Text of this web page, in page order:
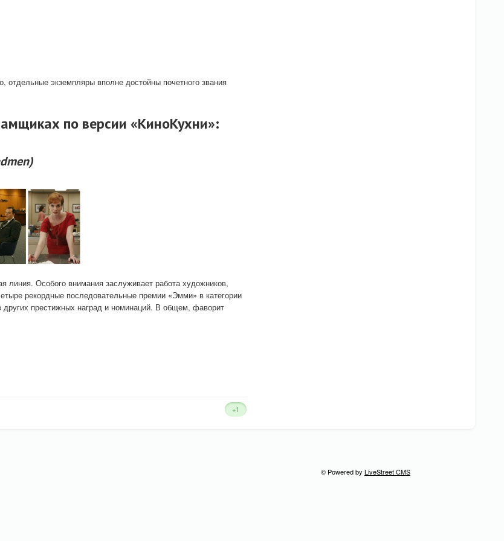
экземпляры вполне достойны почетного звания
по версии «КиноКухни»:
линия. Особого внимания заслуживает работа художников,
рекордные последовательные премии «Эмми» в категории
других престижных наград и номинаций. В общем, фаворит
+1
© Powered by LiveStreet CMS